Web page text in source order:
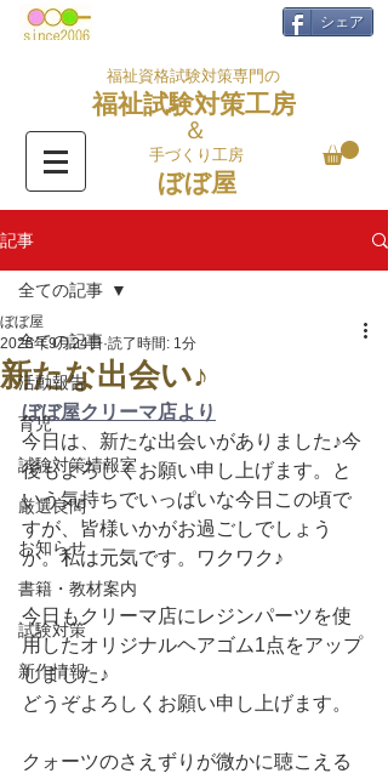
シェア
福祉資格試験対策専門の
福祉試験対策工房
＆
手づくり工房
ぼぼ屋
記事
全ての記事
活動報告
育児
試験対策情報室
厳選良問
お知らせ
書籍・教材案内
試験対策
新作情報
全ての記事
新たな出会い♪
ぼぼ屋
2025年9月24日 読了時間: 1分
ぼぼ屋クリーマ店より
今日は、新たな出会いがありました♪今
後もよろしくお願い申し上げます。と
いう気持ちでいっぱいな今日この頃で
すが、皆様いかがお過ごしでしょう
か。私は元気です。ワクワク♪
今日もクリーマ店にレジンパーツを使
用したオリジナルヘアゴム1点をアップ
しました♪
どうぞよろしくお願い申し上げます。
クォーツのさえずりが微かに聴こえる